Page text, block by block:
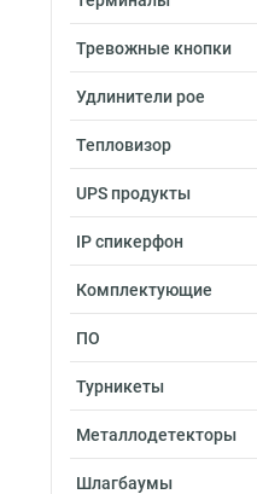
Тревожные кнопки
Удлинители poe
Тепловизор
UPS продукты
IP спикерфон
Комплектующие
ПО
Турникеты
Металлодетекторы
Шлагбаумы